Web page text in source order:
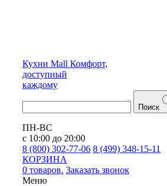
Кухни Mall Комфорт,
доступный
каждому
Поиск
ПН-ВС
с 10:00 до 20:00
8 (800) 302-77-06 8 (499) 348-15-11
КОРЗИНА
0 товаров. Заказать звонок
Меню